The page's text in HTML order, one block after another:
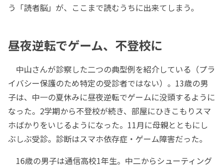
う「読者脳」が、ここまで読むうちに出来てしまう。
昼夜逆転でゲーム、不登校に
中山さんが診察した二つの典型例を紹介している（プラ
イバシー保護のため特定の受診者ではない）。13歳の男
子は、中一の夏休みに昼夜逆転でゲームに没頭するように
なった。2学期から不登校が続き、部屋にひきこもりスマ
ホばかりをいじるようになった。11月に母親とともにし
ぶしぶ受診。診断はスマホ依存症・ゲーム障害だった。
16歳の男子は通信高校1年生。中二からシューティング